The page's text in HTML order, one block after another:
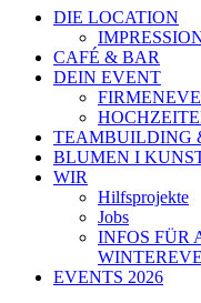
DIE LOCATION
CAFÉ & BAR
DEIN EVENT
TEAMBUILDING
BLUMEN I
WIR
Hilfsprojekte
Jobs
INFOS FÜR
EVENTS 2026